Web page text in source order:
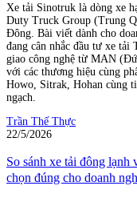
Xe tải Sinotruk là dòng xe
Duty Truck Group (Trung
Đông. Bài viết dành cho
đang cân nhắc đầu tư xe
giao công nghệ từ MAN
với các thương hiệu cùng
Howo, Sitrak, Hohan cùng
ngạch.
Trần Thế Thực
22/5/2026
So sánh xe tải đông lạnh
chọn đúng cho doanh